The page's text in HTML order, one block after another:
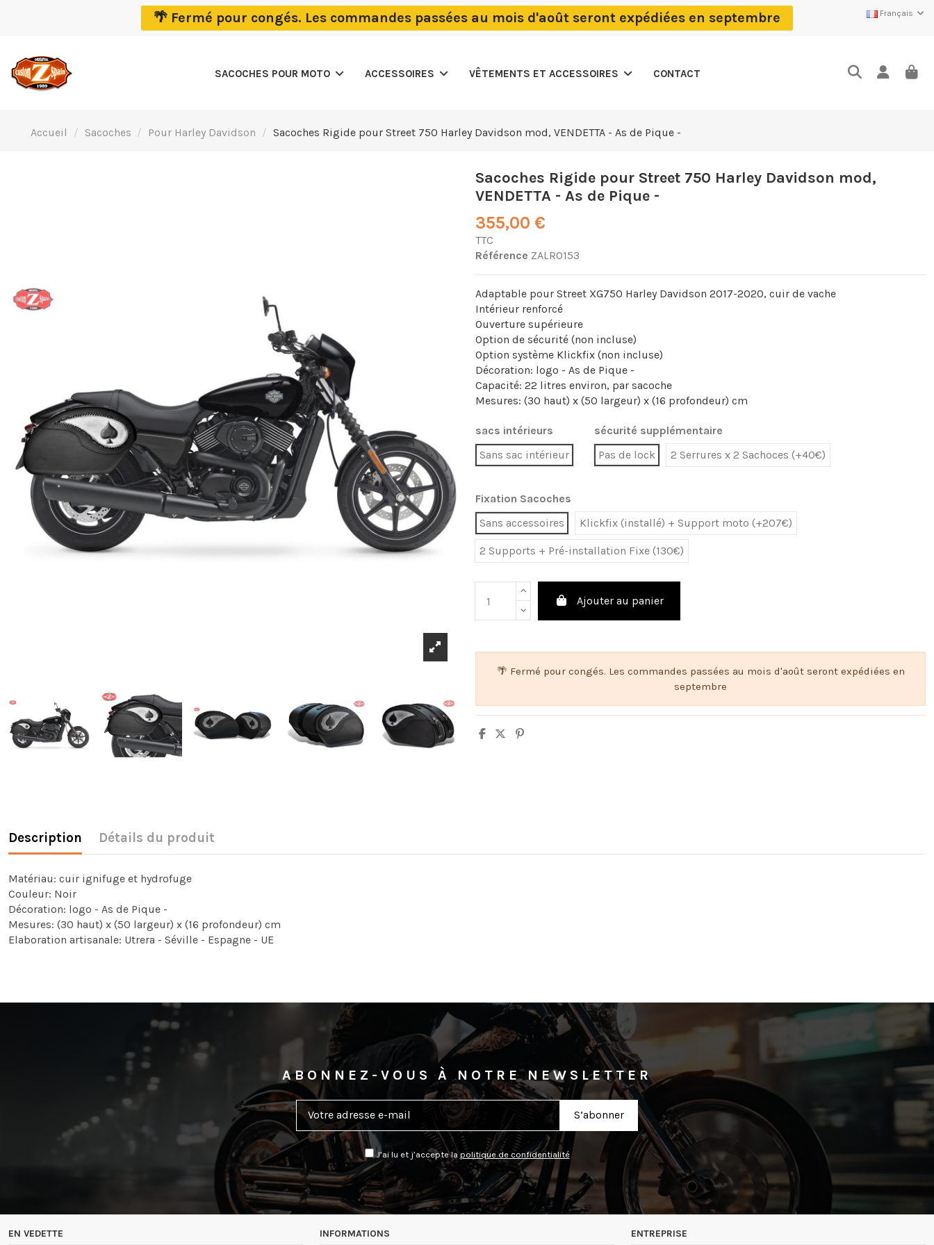
🌴 Fermé pour congés. Les commandes passées au mois d'août seront expédiées en septembre Français
SACOCHES POUR MOTO ACCESSOIRES VÊTEMENTS ET ACCESSOIRES CONTACT
Accueil Sacoches Pour Harley Davidson Sacoches Rigide pour Street 750 Harley Davidson mod, VENDETTA - As de Pique -
Sacoches Rigide pour Street 750 Harley Davidson mod,
VENDETTA - As de Pique -
355,00 €
TTC
Référence ZALR0153
Adaptable pour Street XG750 Harley Davidson 2017-2020, cuir de vache
Intérieur renforcé
Ouverture supérieure
Option de sécurité (non incluse)
Option système Klickfix (non incluse)
Décoration: logo - As de Pique -
Capacité: 22 litres environ, par sacoche
Mesures: (30 haut) x (50 largeur) x (16 profondeur) cm
sacs intérieurs
Sans sac intérieur
sécurité supplémentaire
Pas de lock
2 Serrures x 2 Sachoces (+40€)
Fixation Sacoches
Sans accessoires
Klickfix (installé) + Support moto (+207€)
2 Supports + Pré-installation Fixe (130€)
Ajouter au panier
🌴 Fermé pour congés. Les commandes passées au mois d'août seront expédiées en
septembre
Description Détails du produit
Matériau: cuir ignifuge et hydrofuge
Couleur: Noir
Décoration: logo - As de Pique -
Mesures: (30 haut) x (50 largeur) x (16 profondeur) cm
Elaboration artisanale: Utrera - Séville - Espagne - UE
ABONNEZ-VOUS À NOTRE NEWSLETTER
J’ai lu et j’accepte la politique de confidentialité
EN VEDETTE INFORMATIONS ENTREPRISE